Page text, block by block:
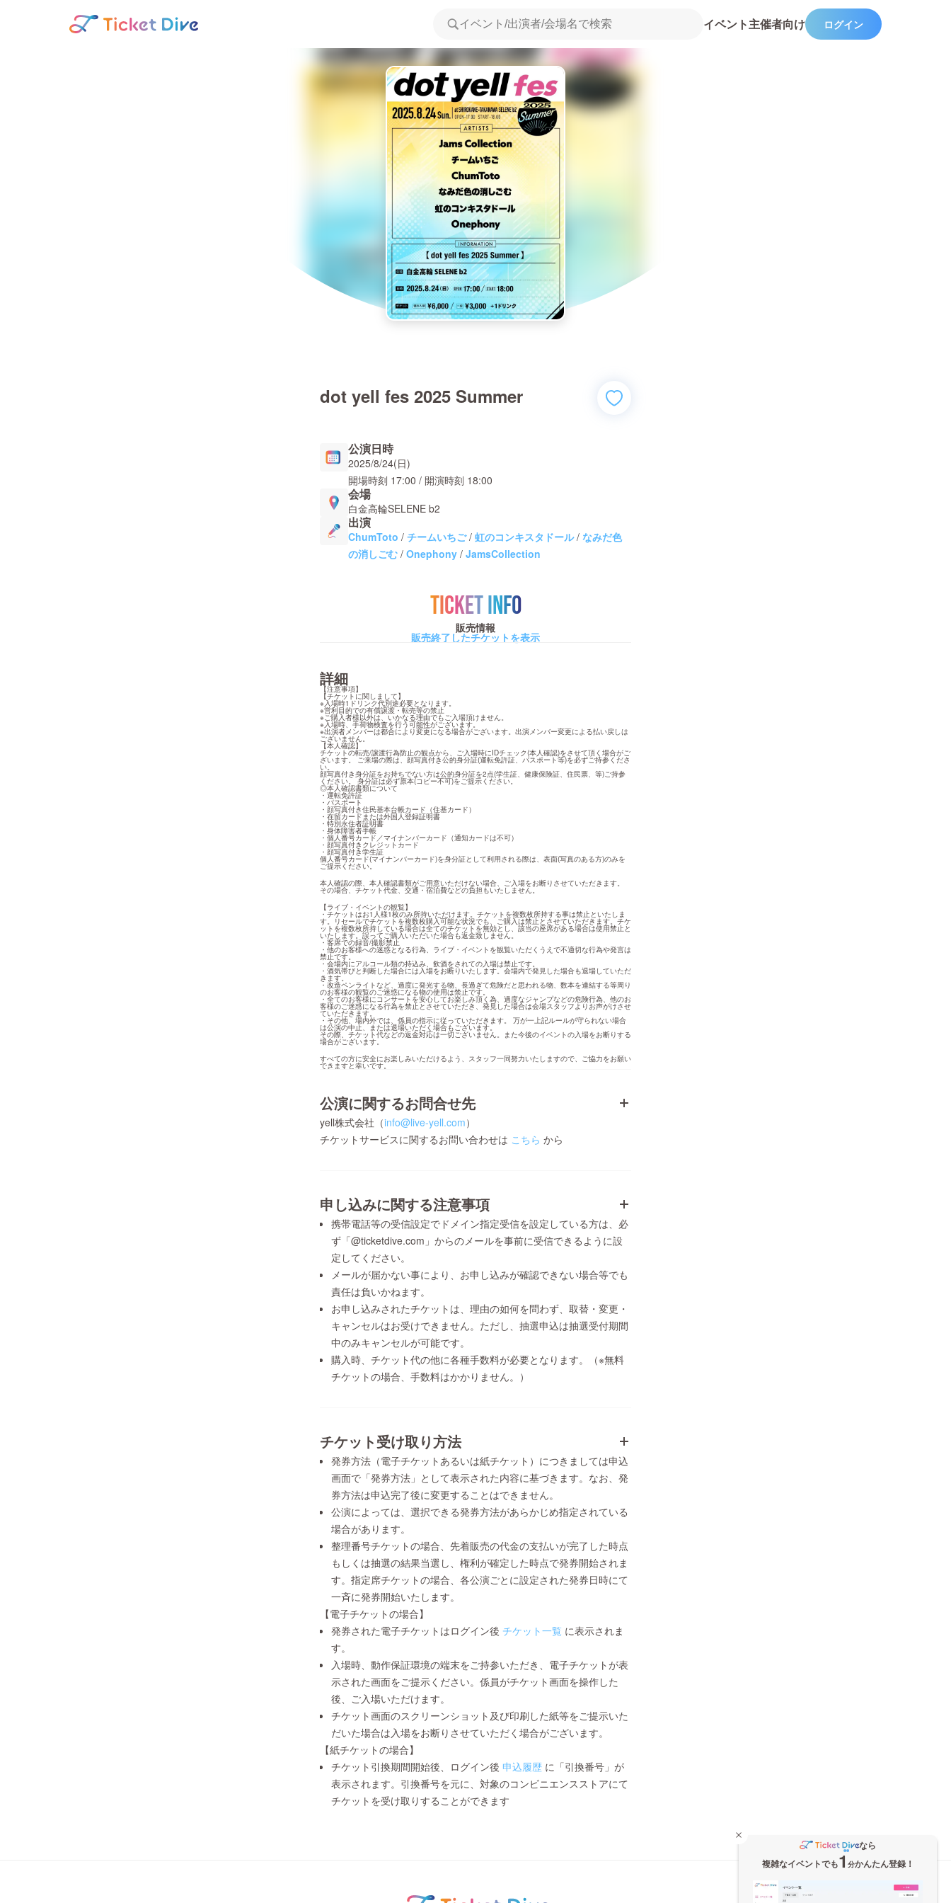
イベント主催者向け ログイン
dot yell fes 2025 Summer
公演日時
2025/8/24(日)
開場時刻 17:00 / 開演時刻 18:00
会場
白金高輪SELENE b2
出演
ChumToto / チームいちご/ 虹のコンキスタドール/ なみだ色
の消しごむ / Onephony / JamsCollection
TICKET INFO
販売情報
販売終了したチケットを表示
詳細
【注意事項】
【チケットに関しまして】
※入場時1ドリンク代別途必要となります。
※営利目的での有償譲渡・転売等の禁止
※ご購入者様以外は、いかなる理由でもご入場頂けません。
※入場時、手荷物検査を行う可能性がございます。
※出演者メンバーは都合により変更になる場合がございます。出演メンバー変更による払い戻しは
ございません。
【本人確認】
チケットの転売/譲渡行為防止の観点から、ご入場時にIDチェック(本人確認)をさせて頂く場合がご
ざいます。 ご来場の際は、顔写真付き公的身分証(運転免許証、パスポート等)を必ずご持参くださ
い。
顔写真付き身分証をお持ちでない方は公的身分証を2点(学生証、健康保険証、住⺠票、等)ご持参
ください。 身分証は必ず原本(コピー不可)をご提示ください。
◎本人確認書類について
・運転免許証
・パスポート
・顔写真付き住民基本台帳カード（住基カード）
・在留カードまたは外国人登録証明書
・特別永住者証明書
・身体障害者手帳
・個人番号カード／マイナンバーカード（通知カードは不可）
・顔写真付きクレジットカード
・顔写真付き学生証
個人番号カード(マイナンバーカード)を身分証として利用される際は、表面(写真のある方)のみを
ご提示ください。
本人確認の際、本人確認書類がご用意いただけない場合、ご入場をお断りさせていただきます。
その場合、チケット代金、交通・宿泊費などの負担もいたしません。
【ライブ・イベントの観覧】
・チケットはお1人様1枚のみ所持いただけます。チケットを複数枚所持する事は禁止といたしま
す。リセールでチケットを複数枚購入可能な状況でも、ご購入は禁止とさせていただきます。チケ
ットを複数枚所持している場合は全てのチケットを無効とし、該当の座席がある場合は使用禁止と
いたします。誤ってご購入いただいた場合も返金致しません。
・客席での録音/撮影禁止
・他のお客様への迷惑となる行為、ライブ・イベントを観覧いただくうえで不適切な行為や発言は
禁止です。
・会場内にアルコール類の持込み、飲酒をされての入場は禁止です。
・酒気帯びと判断した場合には入場をお断りいたします。会場内で発見した場合も退場していただ
きます。
・改造ペンライトなど、過度に発光する物、長過ぎて危険だと思われる物、数本を連結する等周り
のお客様の観覧のご迷惑になる物の使用は禁止です。
・全てのお客様にコンサートを安心してお楽しみ頂く為、過度なジャンプなどの危険行為、他のお
客様のご迷惑になる行為を禁止とさせていただき、発見した場合は会場スタッフよりお声がけさせ
ていただきます。
・その他、場内外では、係員の指示に従っていただきます。 万が一上記ルールが守られない場合
は公演の中止、または退場いただく場合もございます。
その際、チケット代などの返金対応は一切ございません。また今後のイベントの入場をお断りする
場合がございます。
すべての方に安全にお楽しみいただけるよう、スタッフ一同努力いたしますので、ご協力をお願い
できますと幸いです。
公演に関するお問合せ先
yell株式会社（info@live-yell.com）
チケットサービスに関するお問い合わせは こちら から
申し込みに関する注意事項
携帯電話等の受信設定でドメイン指定受信を設定している方は、必
ず「@ticketdive.com」からのメールを事前に受信できるように設
定してください。
メールが届かない事により、お申し込みが確認できない場合等でも
責任は負いかねます。
お申し込みされたチケットは、理由の如何を問わず、取替・変更・
キャンセルはお受けできません。ただし、抽選申込は抽選受付期間
中のみキャンセルが可能です。
購入時、チケット代の他に各種手数料が必要となります。（※無料
チケットの場合、手数料はかかりません。）
チケット受け取り方法
発券方法（電子チケットあるいは紙チケット）につきましては申込
画面で「発券方法」として表示された内容に基づきます。なお、発
券方法は申込完了後に変更することはできません。
公演によっては、選択できる発券方法があらかじめ指定されている
場合があります。
整理番号チケットの場合、先着販売の代金の支払いが完了した時点
もしくは抽選の結果当選し、権利が確定した時点で発券開始されま
す。指定席チケットの場合、各公演ごとに設定された発券日時にて
一斉に発券開始いたします。
【電子チケットの場合】
発券された電子チケットはログイン後 チケット一覧 に表示されま
す。
入場時、動作保証環境の端末をご持参いただき、電子チケットが表
示された画面をご提示ください。係員がチケット画面を操作した
後、ご入場いただけます。
チケット画面のスクリーンショット及び印刷した紙等をご提示いた
だいた場合は入場をお断りさせていただく場合がございます。
【紙チケットの場合】
チケット引換期間開始後、ログイン後 申込履歴 に「引換番号」が
表示されます。引換番号を元に、対象のコンビニエンスストアにて
チケットを受け取りすることができます
なら
複雑なイベントでも1 分かんたん登録！